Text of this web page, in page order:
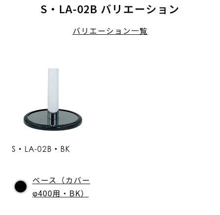
S・LA-02B バリエーション
バリエーション一覧
S・LA-02B・BK
ベース（カバー
φ400用・BK）